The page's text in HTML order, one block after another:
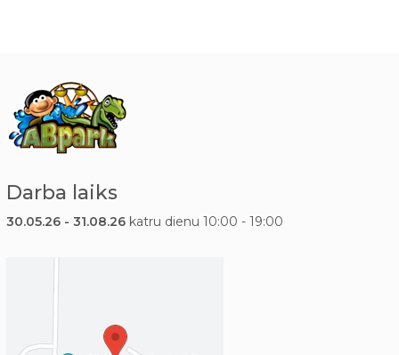
Darba laiks
30.05.26 - 31.08.26 katru dienu 10:00 - 19:00